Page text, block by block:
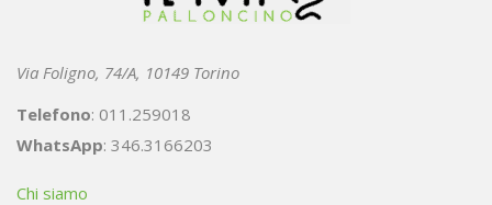
Via Foligno, 74/A, 10149 Torino
Telefono: 011.259018
WhatsApp: 346.3166203
Chi siamo